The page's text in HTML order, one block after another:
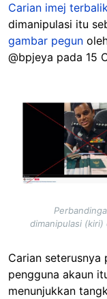
Carian imej
dimanipulasi itu
gambar pegun
@bpjeya pada 15
Image
dimanipulasi (kiri)
Carian seterusnya
pengguna akaun
menunjukkan